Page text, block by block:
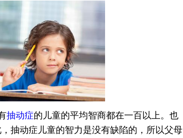
抽动症的儿童的平均智商都在一百以上。也
抽动症儿童的智力是没有缺陷的，所以父母